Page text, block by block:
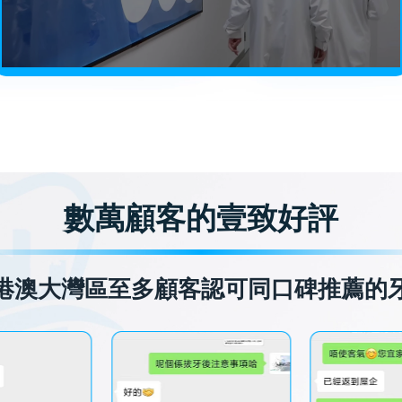
數萬顧客的壹致好評
澳大灣區至多顧客認可同口碑推薦的